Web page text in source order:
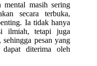
mental masih sering
secara terbuka,
Ia tidak hanya
ilmiah, tetapi juga
pesan yang
diterima oleh